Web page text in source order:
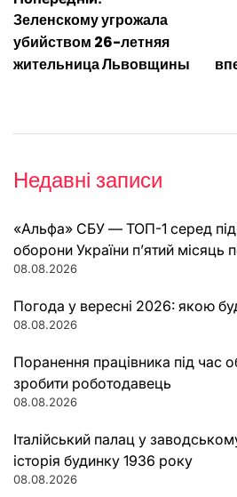
записів
Зеленскому угрожала
убийством 26-летняя
жительница Львовщины
Недавні записи
«Альфа» СБУ — ТОП-1 серед
оборони України п’ятий місяць
08.08.2026
Погода у вересні 2026: якою
08.08.2026
Поранення працівника під час
зробити роботодавець
08.08.2026
Італійський палац у
історія будинку 1936 року
08.08.2026